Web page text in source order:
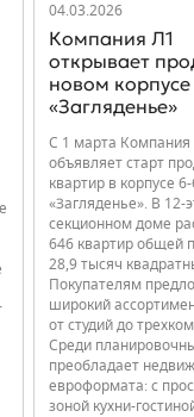
04.03.2026
Компания Л1
открывает
новом
«Загляденье»
С 1 марта Компания
объявляет старт
квартир в корпусе
«Загляденье». В 12-
секционном доме
646 квартир общей
28,9 тысяч
Покупателям
широкий
от студий до
Среди
преобладает
евроформата: с
зоной кухни-